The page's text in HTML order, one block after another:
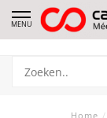
MENU
Home /